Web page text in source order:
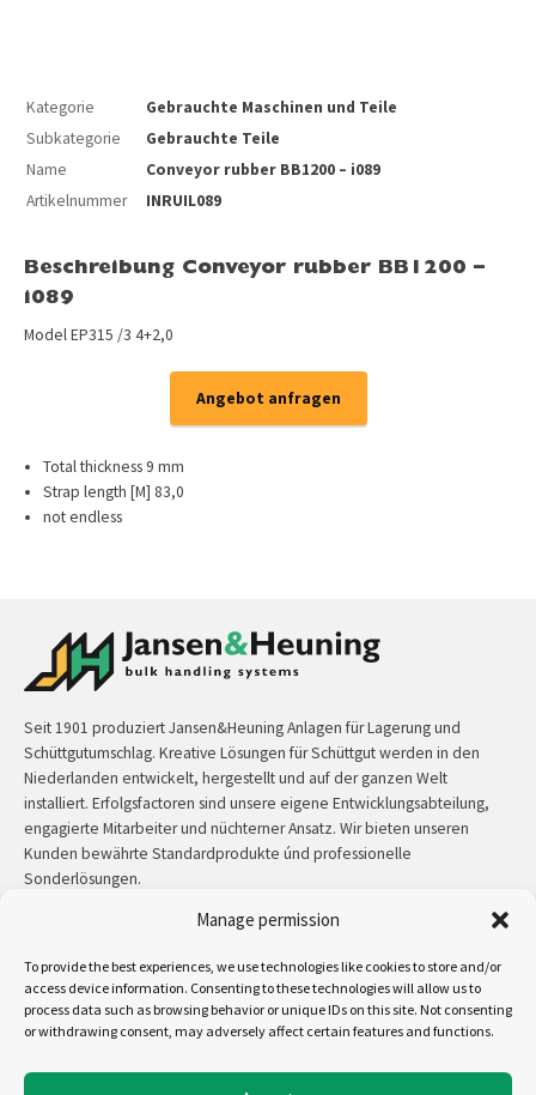
Manage permission
To provide the best experiences, we use technologies like cookies to store and/or
access device information. Consenting to these technologies will allow us to
process data such as browsing behavior or unique IDs on this site. Not consenting
or withdrawing consent, may adversely affect certain features and functions.
Kategorie
Gebrauchte Maschinen und Teile
Subkategorie
Gebrauchte Teile
Name
Conveyor rubber BB1200 – i089
Artikelnummer
INRUIL089
Beschreibung Conveyor rubber BB1200 –
i089
Model EP315 /3 4+2,0
Angebot anfragen
Total thickness 9 mm
Strap length [M] 83,0
not endless
Seit 1901 produziert Jansen&Heuning Anlagen für Lagerung und
Schüttgutumschlag. Kreative Lösungen für Schüttgut werden in den
Niederlanden entwickelt, hergestellt und auf der ganzen Welt
installiert. Erfolgsfactoren sind unsere eigene Entwicklungsabteilung,
engagierte Mitarbeiter und nüchterner Ansatz. Wir bieten unseren
Kunden bewährte Standardprodukte únd professionelle
Sonderlösungen.
+31 (0)50 3126 448/sales@jh.nl
mehr lesen